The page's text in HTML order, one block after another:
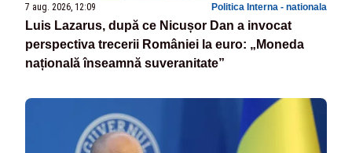
7 aug. 2026, 12:09 Politica Interna - nationala
Luis Lazarus, după ce Nicușor Dan a invocat
perspectiva trecerii României la euro: „Moneda
națională înseamnă suveranitate”